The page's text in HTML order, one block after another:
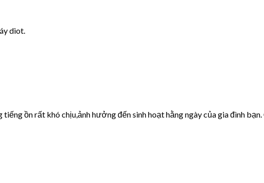
diot.
ồn rất khó chịu,ảnh hưởng đến sinh hoạt hằng ngày của gia đình